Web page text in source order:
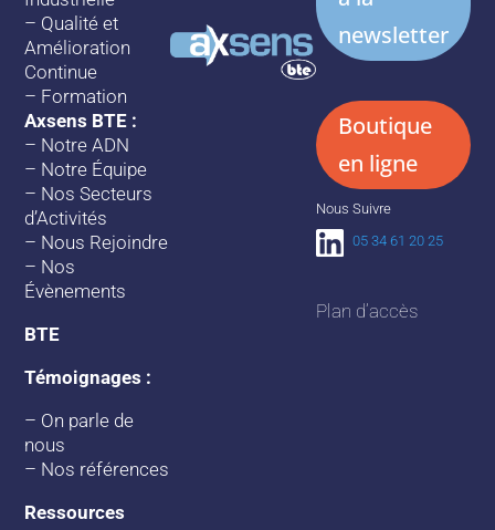
– Qualité et
Amélioration
Continue
– Formation
Axsens BTE :
– Notre ADN
– Notre Équipe
– Nos Secteurs
d’Activités
– Nous Rejoindre
– Nos
Évènements
BTE
Témoignages :
– On parle de
nous
– Nos références
Ressources
newsletter
Boutique
en ligne
Nous Suivre
05 34 61 20 25
Plan d’accès